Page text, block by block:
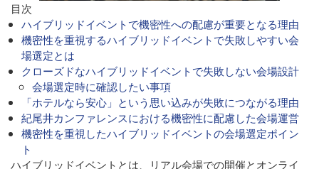
目次
ハイブリッドイベントで機密性への配慮が重要となる理由
機密性を重視するハイブリッドイベントで失敗しやすい会
場選定とは
クローズドなハイブリッドイベントで失敗しない会場設計
会場選定時に確認したい事項
「ホテルなら安心」という思い込みが失敗につながる理由
紀尾井カンファレンスにおける機密性に配慮した会場運営
機密性を重視したハイブリッドイベントの会場選定ポイン
ト
ハイブリッドイベントとは、リアル会場での開催とオンライ